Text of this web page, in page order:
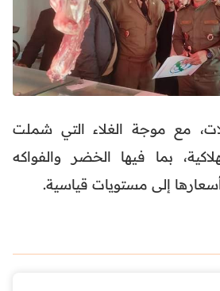
مع موجة الغلاء التي شملت
بما فيها الخضر والفواكه
إلى مستويات قياسية.